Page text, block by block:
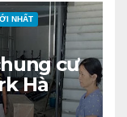
NHẤT
cư
Hà